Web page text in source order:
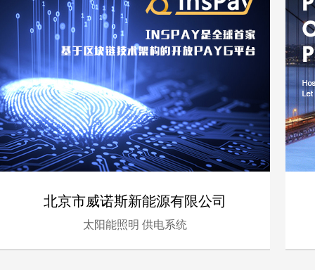
电脑版
北京市威诺斯新能源有限公司
太阳能照明 供电系统